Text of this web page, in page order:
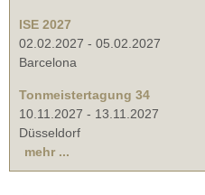
ISE 2027
02.02.2027 - 05.02.2027
Barcelona
Tonmeistertagung 34
10.11.2027 - 13.11.2027
Düsseldorf
mehr ...